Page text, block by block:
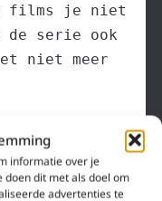
informatie over je
doen dit met als doel om
advertenties te
films je niet
de serie ook
niet meer
JE